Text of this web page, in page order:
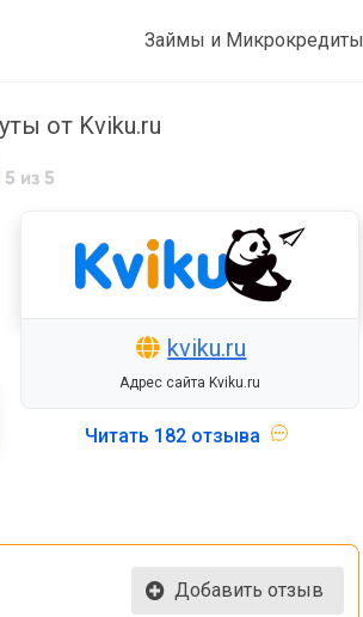
Займы и Микрокредиты
от Kviku.ru
5 из 5
kviku.ru
Адрес сайта Kviku.ru
Читать 182 отзыва
Добавить отзыв